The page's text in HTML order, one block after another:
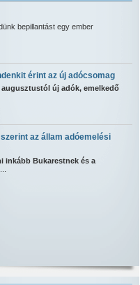
bepillantást egy ember
érint az új adócsomag
új adók, emelkedő
az állam adóemelési
inkább Bukarestnek és a